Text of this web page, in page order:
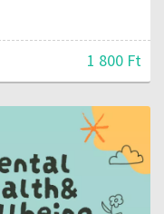
1 800 Ft